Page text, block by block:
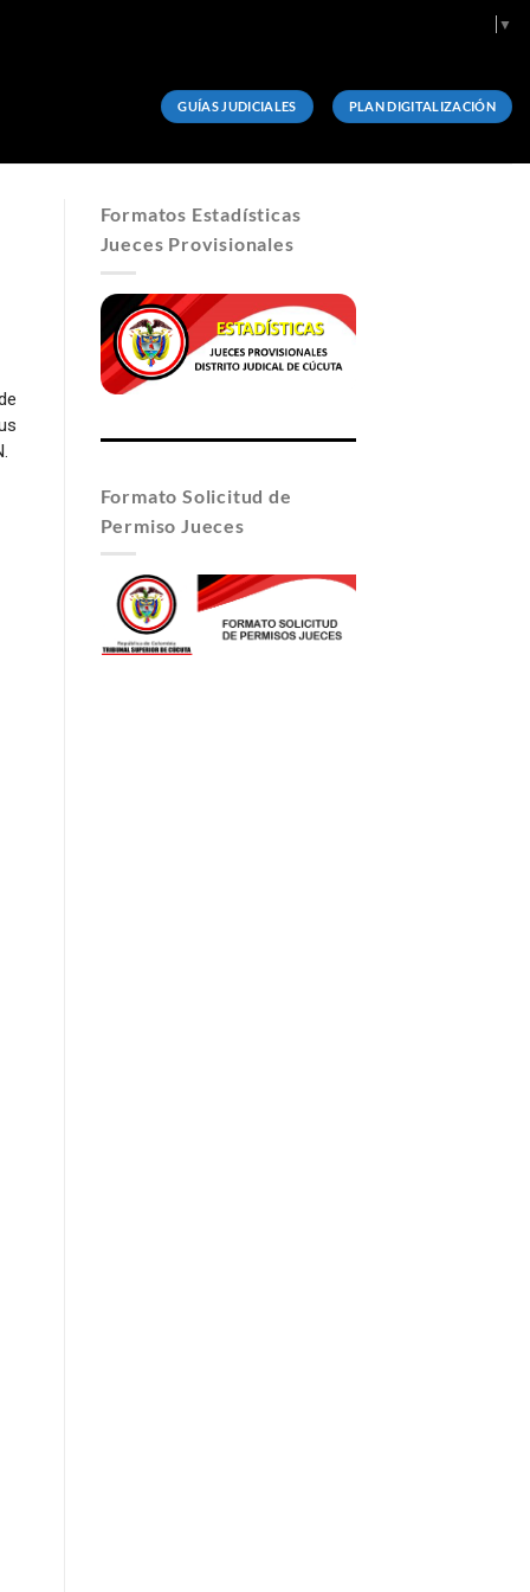
▼
GUÍAS JUDICIALES PLAN DIGITALIZACIÓN
Formatos Estadísticas
Jueces Provisionales
Formato Solicitud de
Permiso Jueces